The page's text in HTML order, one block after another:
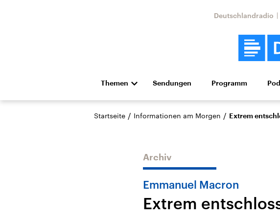
Deutschlandradio
Themen
Die Nachrichten Politik Wirtschaft
Hörspiel und Feature Musik
Landtagswahl Sachsen-
USA
Sendungen Programm
Startseite / Informationen am Morgen / Extrem
Archiv
Emmanuel Macron
Extrem